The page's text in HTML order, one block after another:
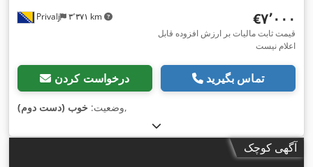
Privalj ۳٬۳۷۱ km ‎€۷٬۰۰۰
قیمت ثابت مالیات بر ارزش افزوده قابل
اعلام نیست
درخواست کردن تماس بگیرید
وضعیت: خوب (دست دوم) ,
آگهی کوچک